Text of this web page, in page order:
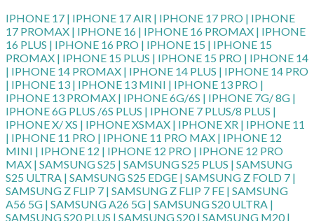
IPHONE 17 | IPHONE 17 AIR | IPHONE 17 PRO | IPHONE
17 PROMAX | IPHONE 16 | IPHONE 16 PROMAX | IPHONE
16 PLUS | IPHONE 16 PRO | IPHONE 15 | IPHONE 15
PROMAX | IPHONE 15 PLUS | IPHONE 15 PRO | IPHONE 14
| IPHONE 14 PROMAX | IPHONE 14 PLUS | IPHONE 14 PRO
| IPHONE 13 | IPHONE 13 MINI | IPHONE 13 PRO |
IPHONE 13 PROMAX | IPHONE 6G/6S | IPHONE 7G/ 8G |
IPHONE 6G PLUS /6S PLUS | IPHONE 7 PLUS/8 PLUS |
IPHONE X/ XS | IPHONE XSMAX | IPHONE XR | IPHONE 11
| IPHONE 11 PRO | IPHONE 11 PRO MAX | IPHONE 12
MINI | IPHONE 12 | IPHONE 12 PRO | IPHONE 12 PRO
MAX | SAMSUNG S25 | SAMSUNG S25 PLUS | SAMSUNG
S25 ULTRA | SAMSUNG S25 EDGE | SAMSUNG Z FOLD 7 |
SAMSUNG Z FLIP 7 | SAMSUNG Z FLIP 7 FE | SAMSUNG
A56 5G | SAMSUNG A26 5G | SAMSUNG S20 ULTRA |
SAMSUNG S20 PLUS | SAMSUNG S20 | SAMSUNG M20 |